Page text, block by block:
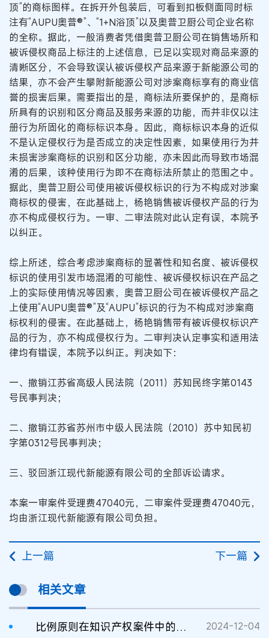
顶”的商标图样。在拆开外包装后，可看到扣板侧面同时标
注有“AUPU奥普®”、“1+N浴顶”以及奥普卫厨公司企业名称
的全称。据此，一般消费者凭借奥普卫厨公司在销售场所和
被诉侵权商品上标注的上述信息，已足以实现对商品来源的
清晰区分，不会导致误认被诉侵权产品来源于新能源公司的
结果，亦不会产生攀附新能源公司对涉案商标享有的商业信
誉的损害后果。需要指出的是，商标法所要保护的，是商标
所具有的识别和区分商品及服务来源的功能，而并非仅以注
册行为所固化的商标标识本身。因此，商标标识本身的近似
不是认定侵权行为是否成立的决定性因素，如果使用行为并
未损害涉案商标的识别和区分功能，亦未因此而导致市场混
淆的后果，该种使用行为即不在商标法所禁止的范围之中。
据此，奥普卫厨公司使用被诉侵权标识的行为不构成对涉案
商标权的侵害，在此基础上，杨艳销售被诉侵权产品的行为
亦不构成侵权行为。一审、二审法院对此认定有误，本院予
以纠正。
综上所述，综合考虑涉案商标的显著性和知名度、被诉侵权
标识的使用引发市场混淆的可能性、被诉侵权标识在产品之
上的实际使用情况等因素，奥普卫厨公司在被诉侵权产品之
上使用“AUPU奥普®”及“AUPU”标识的行为不构成对涉案商
标权利的侵害。在此基础上，杨艳销售带有被诉侵权标识产
品的行为，亦不构成侵权行为。二审判决认定事实和适用法
律均有错误，本院予以纠正。判决如下：
一、撤销江苏省高级人民法院（2011）苏知民终字第0143
号民事判决；
二、撤销江苏省苏州市中级人民法院（2010）苏中知民初
字第0312号民事判决；
三、驳回浙江现代新能源有限公司的全部诉讼请求。
本案一审案件受理费47040元，二审案件受理费47040元，
均由浙江现代新能源有限公司负担。
上一篇 下一篇
相关文章
比例原则在知识产权案件中的探索适用 2024-12-04